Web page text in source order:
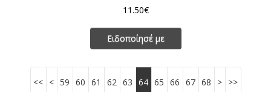
11.50€
Ειδοποίησέ με
<< < 59 60 61 62 63 64 65 66 67 68 > >>